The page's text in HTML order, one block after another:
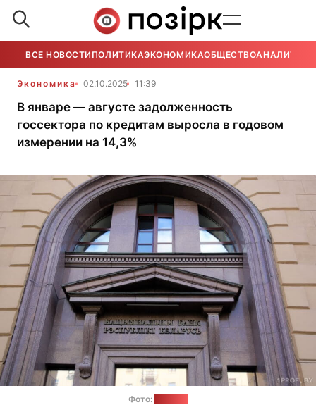
ВСЕ НОВОСТИ ПОЛИТИКАЭКОНОМИКАОБЩЕСТВОАНАЛИТИКА
Экономика 02.10.2025 11:39
В январе — августе задолженность
госсектора по кредитам выросла в годовом
измерении на 14,3%
Фото: